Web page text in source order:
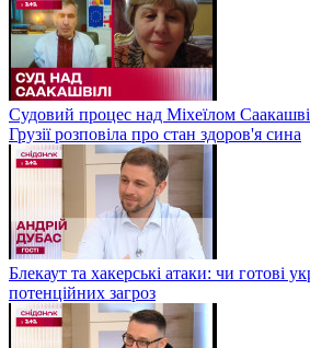
Судовий процес над Міхеїлом
Грузії розповіла про стан здоров'я сина
Блекаут та хакерські атаки: чи готові
потенційних загроз